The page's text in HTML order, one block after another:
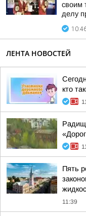
своим
делу
ЛЕНТА НОВОСТЕЙ
кто
Пять
11:39